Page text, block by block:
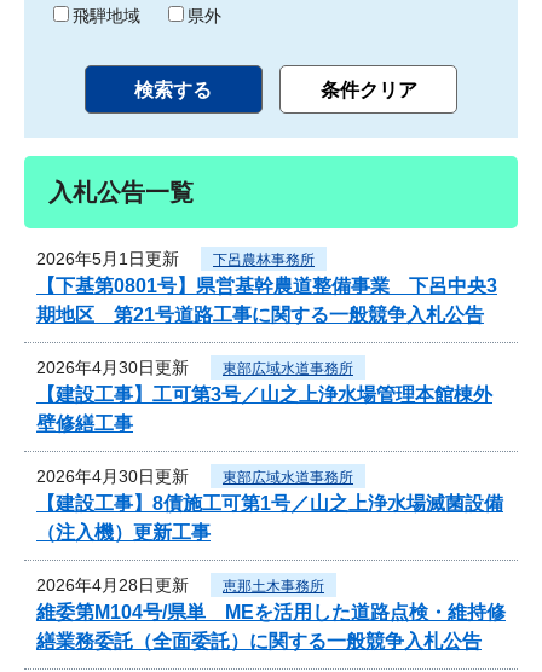
飛騨地域
県外
入札公告一覧
2026年5月1日更新 下呂農林事務所
【下基第0801号】県営基幹農道整備事業 下呂中央3
期地区 第21号道路工事に関する一般競争入札公告
2026年4月30日更新 東部広域水道事務所
【建設工事】工可第3号／山之上浄水場管理本館棟外
壁修繕工事
2026年4月30日更新 東部広域水道事務所
【建設工事】8債施工可第1号／山之上浄水場滅菌設備
（注入機）更新工事
2026年4月28日更新 恵那土木事務所
維委第M104号/県単 MEを活用した道路点検・維持修
繕業務委託（全面委託）に関する一般競争入札公告